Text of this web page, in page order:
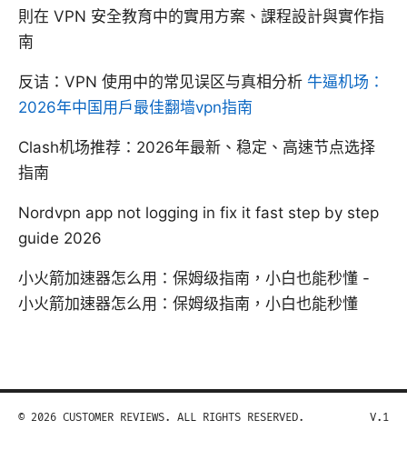
則在 VPN 安全教育中的實用方案、課程設計與實作指
南
反诘：VPN 使用中的常见误区与真相分析 牛逼机场：
2026年中国用户最佳翻墙vpn指南
Clash机场推荐：2026年最新、稳定、高速节点选择
指南
Nordvpn app not logging in fix it fast step by step
guide 2026
小火箭加速器怎么用：保姆级指南，小白也能秒懂 -
小火箭加速器怎么用：保姆级指南，小白也能秒懂
© 2026 CUSTOMER REVIEWS. ALL RIGHTS RESERVED. V.1